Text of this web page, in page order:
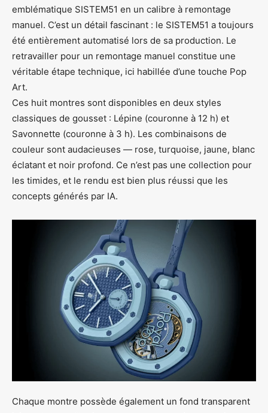
emblématique SISTEM51 en un calibre à remontage
manuel. C’est un détail fascinant : le SISTEM51 a toujours
été entièrement automatisé lors de sa production. Le
retravailler pour un remontage manuel constitue une
véritable étape technique, ici habillée d’une touche Pop
Art.
Ces huit montres sont disponibles en deux styles
classiques de gousset : Lépine (couronne à 12 h) et
Savonnette (couronne à 3 h). Les combinaisons de
couleur sont audacieuses — rose, turquoise, jaune, blanc
éclatant et noir profond. Ce n’est pas une collection pour
les timides, et le rendu est bien plus réussi que les
concepts générés par IA.
Chaque montre possède également un fond transparent